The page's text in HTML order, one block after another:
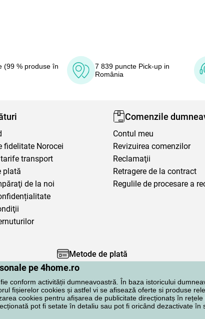
pe 4home.ro
conform activității dumneavoastră. În baza istoricului
fișierelor cookies și astfel vi se afisează oferte si produse
cookies pentru afișarea de publicitate direcționatș în
pot fi setate în detaliu sau pot fi oricând dezactivate în
(99 % produse în
7 839 puncte Pick-up in
România
fidelitate Norocei
transport
plată
de la noi
Comenzile
Contul meu
Revizuirea comenzilor
Reclamaţii
Retragere de la contract
Regulile de procesare a
Metode de plată